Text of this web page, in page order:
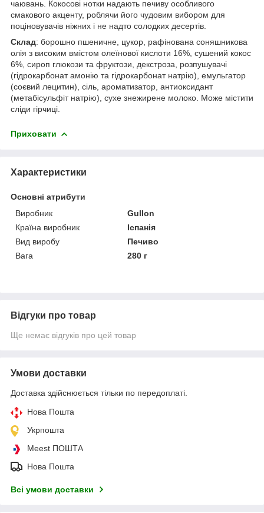
чаювань. Кокосові нотки надають печиву особливого
смакового акценту, роблячи його чудовим вибором для
поціновувачів ніжних і не надто солодких десертів.
Склад: борошно пшеничне, цукор, рафінована соняшникова
олія з високим вмістом олеїнової кислоти 16%, сушений кокос
6%, сироп глюкози та фруктози, декстроза, розпушувачі
(гідрокарбонат амонію та гідрокарбонат натрію), емульгатор
(соєвий лецитин), сіль, ароматизатор, антиоксидант
(метабісульфіт натрію), сухе знежирене молоко. Може містити
сліди гірчиці.
Приховати
Характеристики
Основні атрибути
Виробник
Gullon
Країна виробник
Іспанія
Вид виробу
Печиво
Вага
280 г
Відгуки про товар
Ще немає відгуків про цей товар
Умови доставки
Доставка здійснюється тільки по передоплаті.
Нова Пошта
Укрпошта
Meest ПОШТА
Нова Пошта
Всі умови доставки